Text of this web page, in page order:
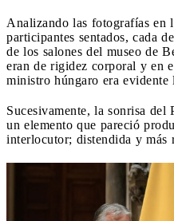
Analizando las fotografías en
participantes sentados, cada
de los salones del museo de
eran de rigidez corporal y en
ministro húngaro era evidente
Sucesivamente, la sonrisa del
un elemento que pareció
interlocutor; distendida y más